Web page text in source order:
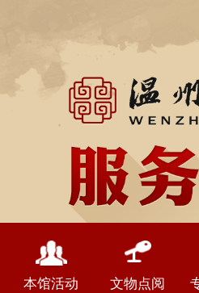
本馆活动 文物点阅